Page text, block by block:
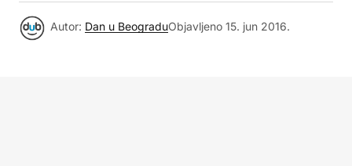
Autor: Dan u BeograduObjavljeno 15. jun 2016.